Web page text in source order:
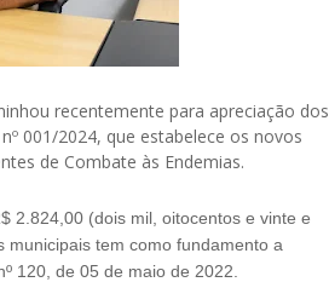
recentemente para apreciação dos
001/2024, que estabelece os novos
de Combate às Endemias.
2.824,00 (dois mil, oitocentos e vinte e
tem como fundamento a
120, de 05 de maio de 2022.